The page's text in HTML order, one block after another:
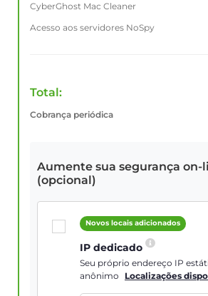
CyberGhost Mac Cleaner
Acesso aos servidores NoSpy
Total:
Cobrança periódica
Aumente sua segurança on-
(opcional)
Novos locais adicionados
IP dedicado
Seu próprio endereço IP
anônimo
Localizações